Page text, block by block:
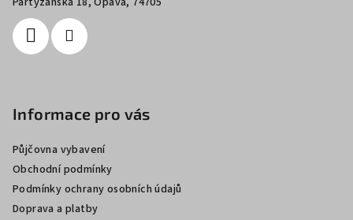
Informace pro vás
Půjčovna vybavení
Obchodní podmínky
Podmínky ochrany osobních údajů
Doprava a platby